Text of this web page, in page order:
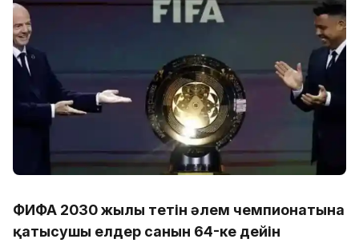
ФИФА 2030 жылы өтетін әлем чемпионатына
қатысушы елдер санын 64-ке дейін